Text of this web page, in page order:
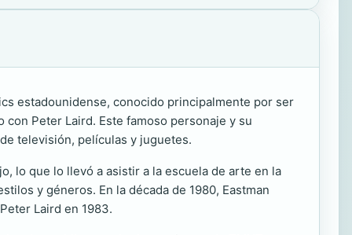
estadounidense, conocido principalmente por ser
Peter Laird. Este famoso personaje y su
televisión, películas y juguetes.
lo que lo llevó a asistir a la escuela de arte en la
y géneros. En la década de 1980, Eastman
Laird en 1983.